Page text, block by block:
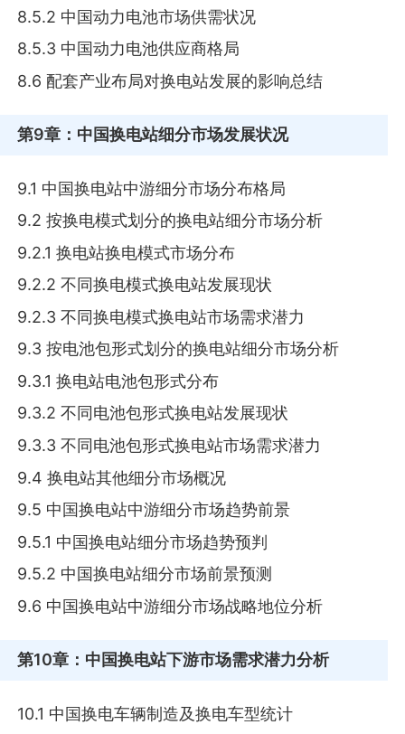
8.5.2 中国动力电池市场供需状况
8.5.3 中国动力电池供应商格局
8.6 配套产业布局对换电站发展的影响总结
第9章 ：中国换电站细分市场发展状况
9.1 中国换电站中游细分市场分布格局
9.2 按换电模式划分的换电站细分市场分析
9.2.1 换电站换电模式市场分布
9.2.2 不同换电模式换电站发展现状
9.2.3 不同换电模式换电站市场需求潜力
9.3 按电池包形式划分的换电站细分市场分析
9.3.1 换电站电池包形式分布
9.3.2 不同电池包形式换电站发展现状
9.3.3 不同电池包形式换电站市场需求潜力
9.4 换电站其他细分市场概况
9.5 中国换电站中游细分市场趋势前景
9.5.1 中国换电站细分市场趋势预判
9.5.2 中国换电站细分市场前景预测
9.6 中国换电站中游细分市场战略地位分析
第10章 ：中国换电站下游市场需求潜力分析
10.1 中国换电车辆制造及换电车型统计